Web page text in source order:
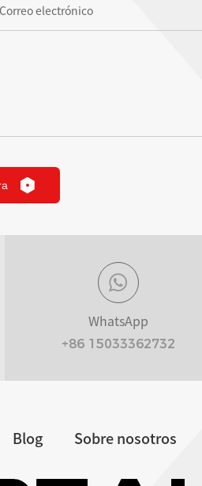
WhatsApp
+86 15033362732
Blog Sobre nosotros